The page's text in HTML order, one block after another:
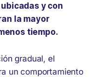
y con
la mayor
tiempo.
gradual, el
un comportamiento